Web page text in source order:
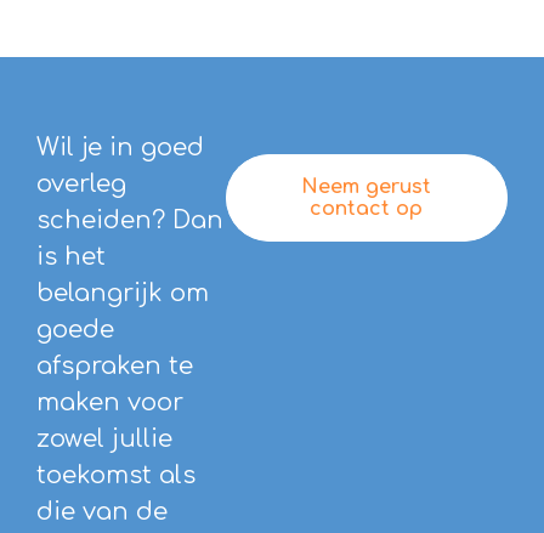
Wil je in goed
overleg
scheiden? Dan
is het
belangrijk om
goede
afspraken te
maken voor
zowel jullie
toekomst als
die van de
Neem gerust
contact op